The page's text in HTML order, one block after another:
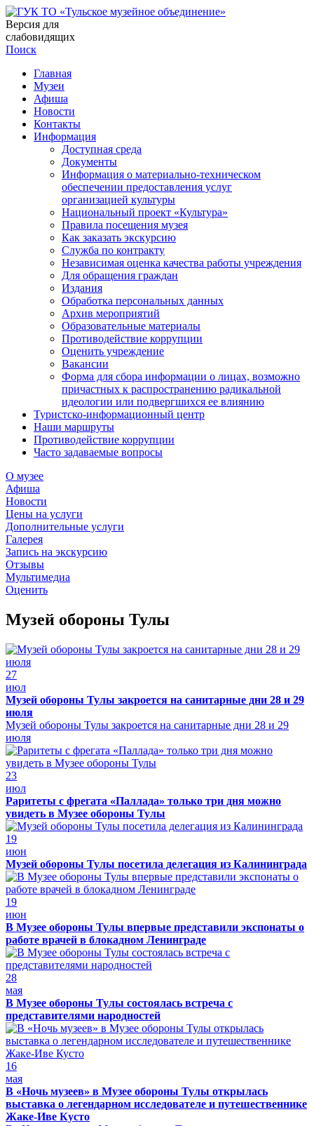
Версия для
слабовидящих
Поиск
Главная
Музеи
Афиша
Новости
Контакты
Информация
Доступная среда
Документы
Информация о материально-техническом
обеспечении предоставления услуг
организацией культуры
Национальный проект «Культура»
Правила посещения музея
Как заказать экскурсию
Служба по контракту
Независимая оценка качества работы учреждения
Для обращения граждан
Издания
Обработка персональных данных
Архив мероприятий
Образовательные материалы
Противодействие коррупции
Оценить учреждение
Вакансии
Форма для сбора информации о лицах, возможно
причастных к распространению радикальной
идеологии или подвергшихся ее влиянию
Туристско-информационный центр
Наши маршруты
Противодействие коррупции
Часто задаваемые вопросы
О музее
Афиша
Новости
Цены на услуги
Дополнительные услуги
Галерея
Запись на экскурсию
Отзывы
Мультимедиа
Оценить
Музей обороны Тулы
27
июл
Музей обороны Тулы закроется на санитарные дни 28 и 29
июля
Музей обороны Тулы закроется на санитарные дни 28 и 29
июля
23
июл
Раритеты с фрегата «Паллада» только три дня можно
увидеть в Музее обороны Тулы
19
июн
Музей обороны Тулы посетила делегация из Калининграда
19
июн
В Музее обороны Тулы впервые представили экспонаты о
работе врачей в блокадном Ленинграде
28
мая
В Музее обороны Тулы состоялась встреча с
представителями народностей
16
мая
В «Ночь музеев» в Музее обороны Тулы открылась
выставка о легендарном исследователе и путешественнике
Жаке-Иве Кусто